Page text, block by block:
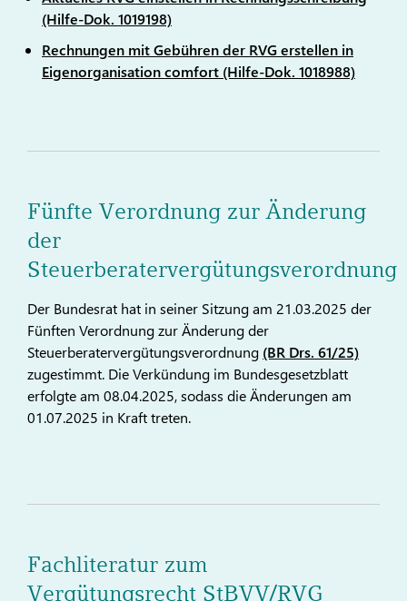
(Hilfe-Dok. 1019198)
Rechnungen mit Gebühren der RVG erstellen in
Eigenorganisation comfort (Hilfe-Dok. 1018988)
Fünfte Verordnung zur Änderung
der
Steuerberatervergütungsverordnung
Der Bundesrat hat in seiner Sitzung am 21.03.2025 der
Fünften Verordnung zur Änderung der
Steuerberatervergütungsverordnung (BR Drs. 61/25)
zugestimmt. Die Verkündung im Bundesgesetzblatt
erfolgte am 08.04.2025, sodass die Änderungen am
01.07.2025 in Kraft treten.
Fachliteratur zum
Vergütungsrecht StBVV/RVG